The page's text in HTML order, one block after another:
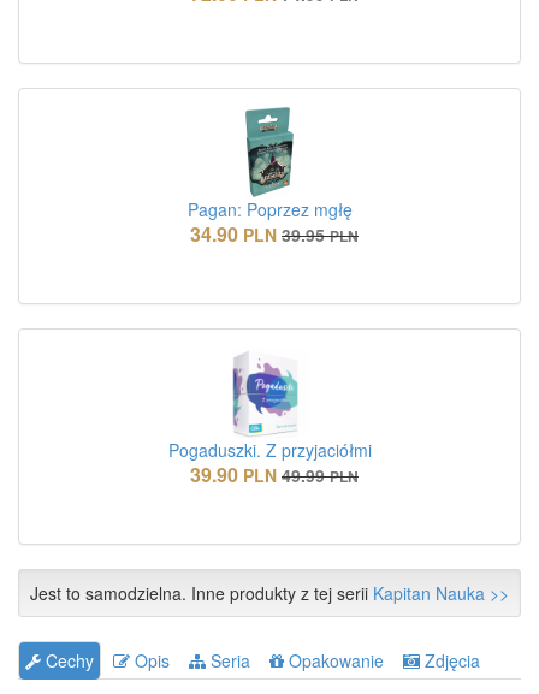
Pagan: Poprzez mgłę
34.90 PLN 39.95 PLN
Pogaduszki. Z przyjaciółmi
39.90 PLN 49.99 PLN
Jest to samodzielna. Inne produkty z tej serii Kapitan Nauka >>
Cechy Opis Seria Opakowanie
Zdjęcia